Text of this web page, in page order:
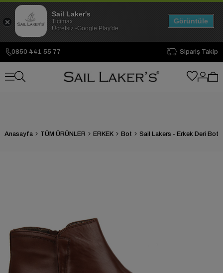
0850 441 55 77 Sipariş Takip
Anasayfa TÜM ÜRÜNLER ERKEK Bot Sail Lakers - Erkek Deri Bot
Sail Laker's
Ticimax
Ücretsiz -Google Play'de
Görüntüle